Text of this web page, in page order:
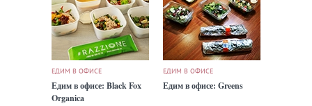
ЕДИМ В ОФИСЕ
Едим в офисе: Black Fox
Organica
ЕДИМ В ОФИСЕ
Едим в офисе: Greens